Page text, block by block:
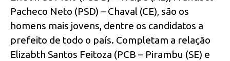
Pacheco Neto (PSD) – Chaval (CE), são os
homens mais jovens, dentre os candidatos a
prefeito de todo o país. Completam a relação
Elizabth Santos Feitoza (PCB – Pirambu (SE) e